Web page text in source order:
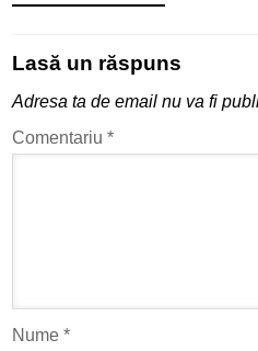
Lasă un răspuns
Adresa ta de email nu va fi
Comentariu *
Nume *